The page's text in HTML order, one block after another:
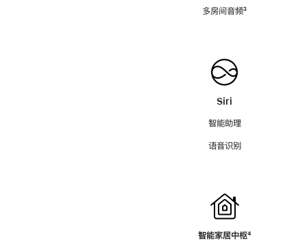
多房间音频脚
³
Siri
智能助理
语音识别
智能家居中枢脚
⁴